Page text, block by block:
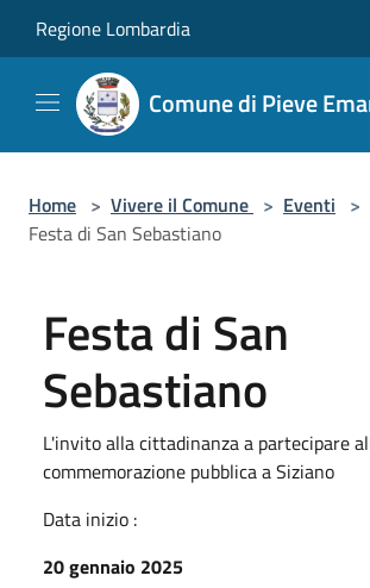
Regione Lombardia
Comune di Pieve
Home > Vivere il Comune > Eventi >
Festa di San Sebastiano
Festa di San
Sebastiano
L'invito alla cittadinanza a partecipare
commemorazione pubblica a Siziano
Data inizio :
20 gennaio 2025